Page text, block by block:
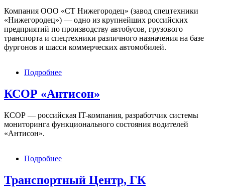
Компания ООО «СТ Нижегородец» (завод спецтехники
«Нижегородец») — одно из крупнейших российских
предприятий по производству автобусов, грузового
транспорта и спецтехники различного назначения на базе
фургонов и шасси коммерческих автомобилей.
Подробнее
Нижегородец
КСОР «Антисон»
КСОР — российская IT-компания, разработчик системы
мониторинга функционального состояния водителей
«Антисон».
Подробнее
«Антисон»
Транспортный Центр, ГК